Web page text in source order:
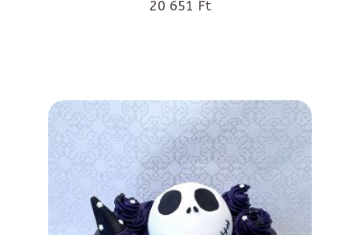
20 651 Ft